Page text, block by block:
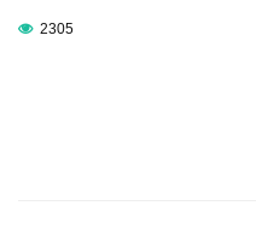
2305